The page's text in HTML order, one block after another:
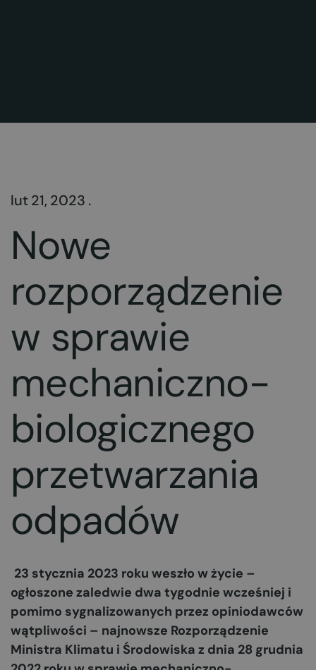
lut 21, 2023 .
Nowe
rozporządzenie
w sprawie
mechaniczno-
biologicznego
przetwarzania
odpadów
23 stycznia 2023 roku weszło w życie –
ogłoszone zaledwie dwa tygodnie wcześniej i
pomimo sygnalizowanych przez opiniodawców
wątpliwości – najnowsze Rozporządzenie
Ministra Klimatu i Środowiska z dnia 28 grudnia